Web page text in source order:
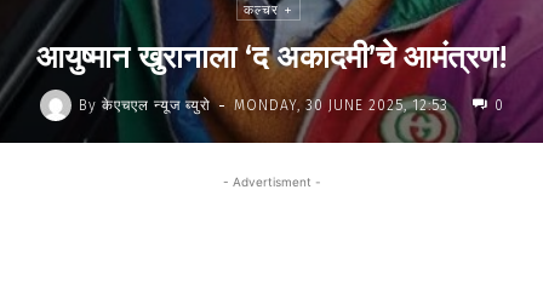
कल्चर +
आयुष्मान खुरानाला ‘द अकादमी’चे आमंत्रण!
By केएचएल न्यूज ब्युरो - MONDAY, 30 JUNE 2025, 12:53 0
- Advertisment -